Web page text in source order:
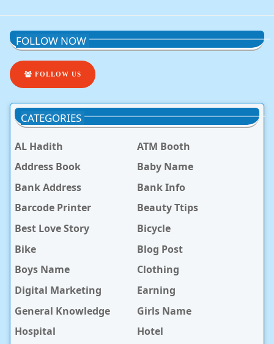
FOLLOW NOW
FOLLOW US
CATEGORIES
AL Hadith
ATM Booth
Address Book
Baby Name
Bank Address
Bank Info
Barcode Printer
Beauty Ttips
Best Love Story
Bicycle
Bike
Blog Post
Boys Name
Clothing
Digital Marketing
Earning
General Knowledge
Girls Name
Hospital
Hotel